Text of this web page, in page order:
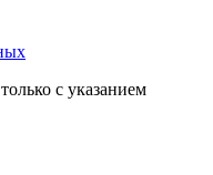
с указанием